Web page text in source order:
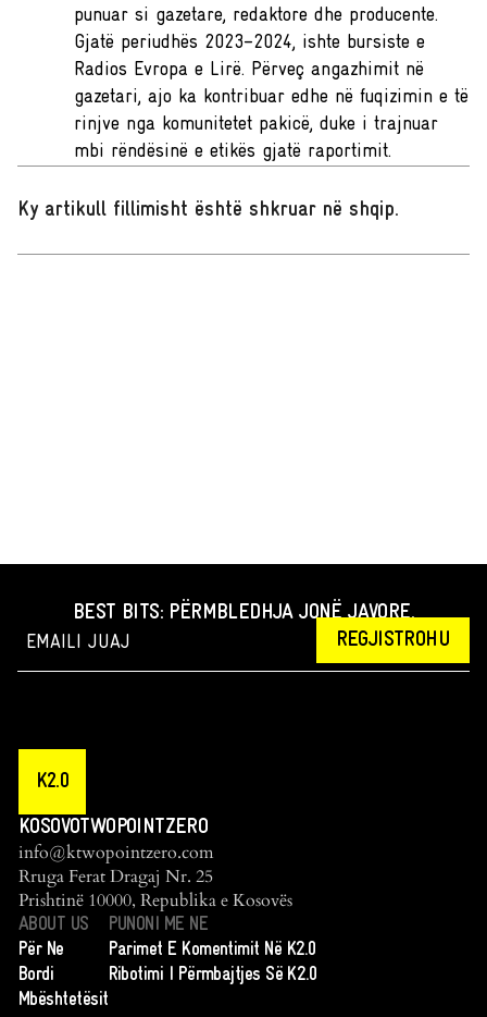
punuar si gazetare, redaktore dhe producente.
Gjatë periudhës 2023–2024, ishte bursiste e
Radios Evropa e Lirë. Përveç angazhimit në
gazetari, ajo ka kontribuar edhe në fuqizimin e të
rinjve nga komunitetet pakicë, duke i trajnuar
mbi rëndësinë e etikës gjatë raportimit.
Ky artikull fillimisht është shkruar në shqip.
BEST BITS: PËRMBLEDHJA JONË JAVORE.
REGJISTROHU
K2.0
KOSOVOTWOPOINTZERO
info@ktwopointzero.com
Rruga Ferat Dragaj Nr. 25
Prishtinë 10000, Republika e Kosovës
ABOUT US
Për Ne
Bordi
Mbështetësit
PUNONI ME NE
Parimet E Komentimit Në K2.0
Ribotimi I Përmbajtjes Së K2.0